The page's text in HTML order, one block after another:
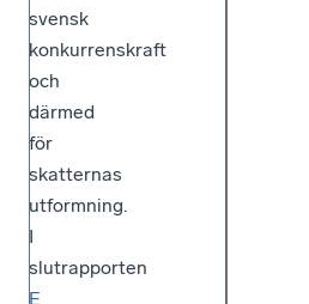
svensk
konkurrenskraft
och
därmed
för
skatternas
utformning.
I
slutrapporten
E